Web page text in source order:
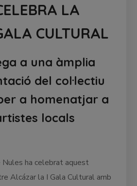
LA
CULTURAL
a una àmplia
del col·lectiu
a homenatjar a
locals
Nules ha celebrat aquest
Alcázar la I Gala Cultural amb